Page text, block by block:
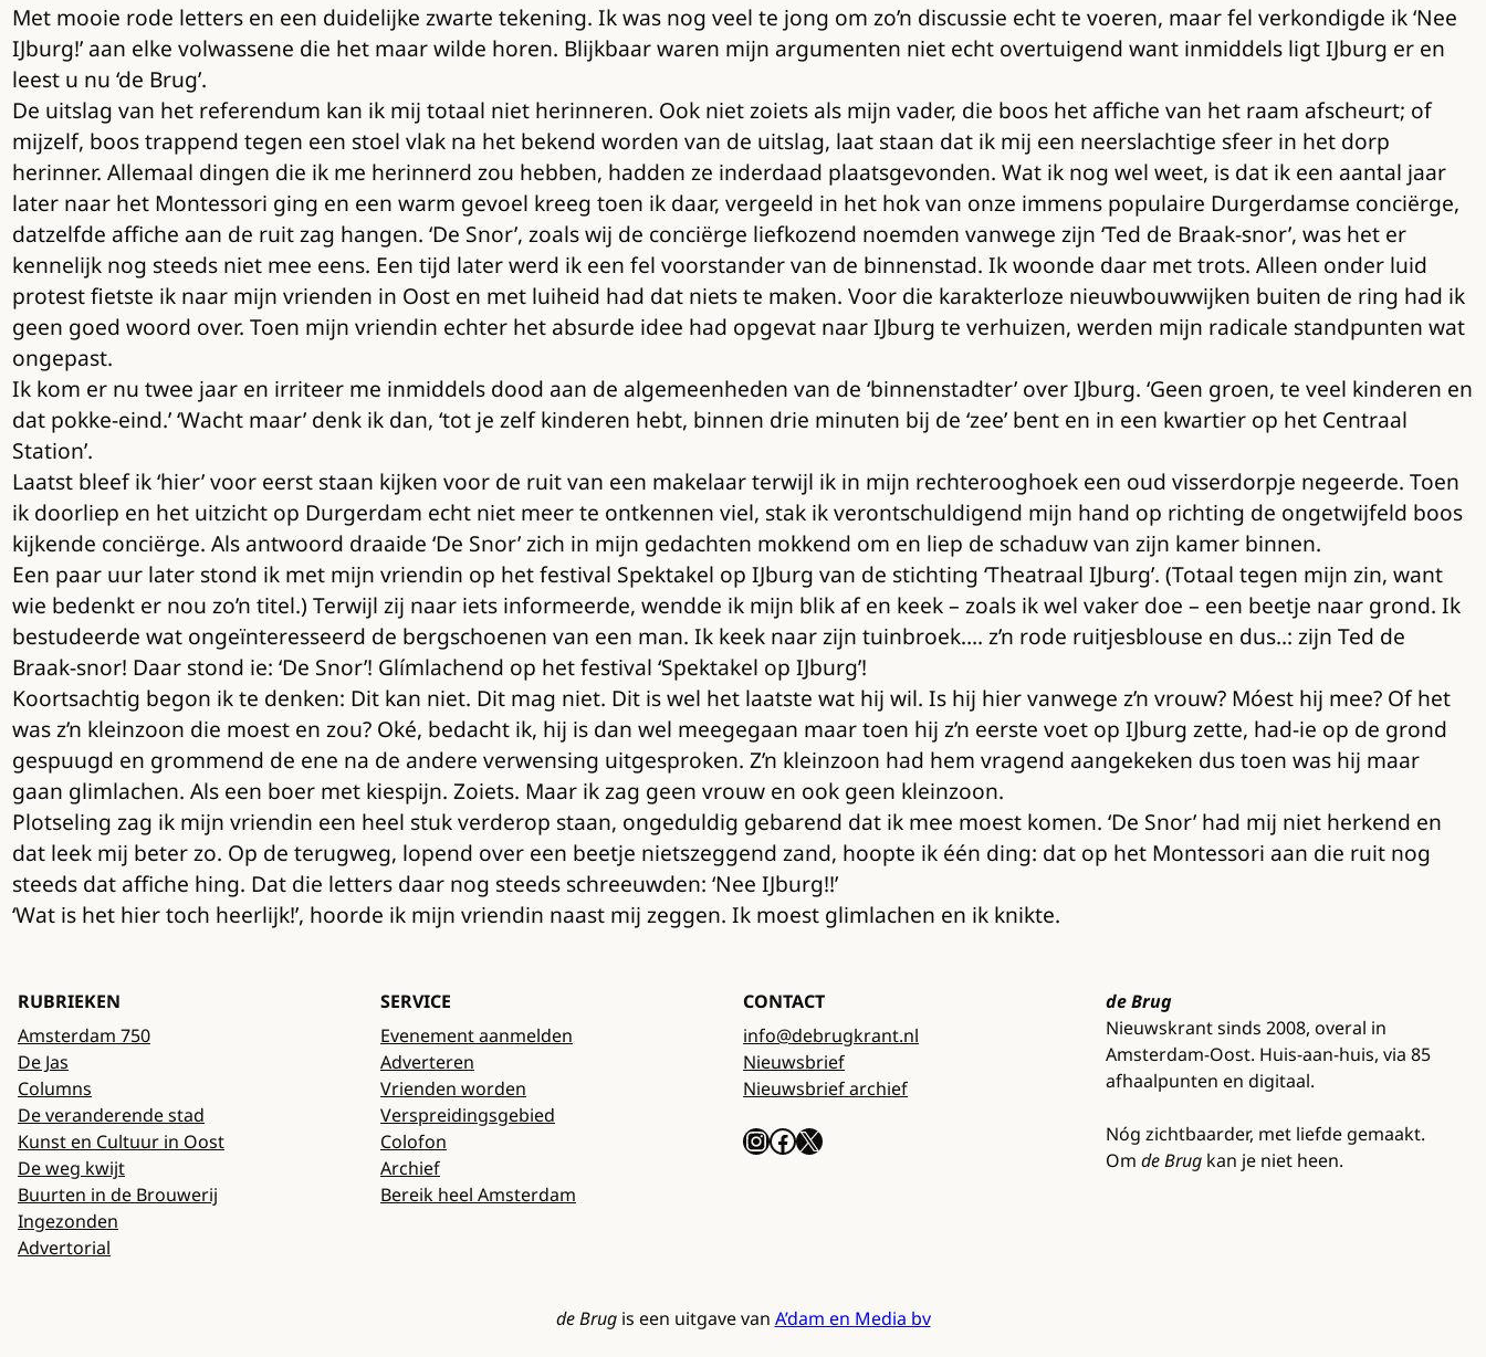
Met mooie rode letters en een duidelijke zwarte tekening. Ik was nog veel te jong om zo’n discussie echt te voeren, maar fel verkondigde ik ‘Nee
IJburg!’ aan elke volwassene die het maar wilde horen. Blijkbaar waren mijn argumenten niet echt overtuigend want inmiddels ligt IJburg er en
leest u nu ‘de Brug’.
De uitslag van het referendum kan ik mij totaal niet herinneren. Ook niet zoiets als mijn vader, die boos het affiche van het raam afscheurt; of
mijzelf, boos trappend tegen een stoel vlak na het bekend worden van de uitslag, laat staan dat ik mij een neerslachtige sfeer in het dorp
herinner. Allemaal dingen die ik me herinnerd zou hebben, hadden ze inderdaad plaatsgevonden. Wat ik nog wel weet, is dat ik een aantal jaar
later naar het Montessori ging en een warm gevoel kreeg toen ik daar, vergeeld in het hok van onze immens populaire Durgerdamse conciërge,
datzelfde affiche aan de ruit zag hangen. ‘De Snor’, zoals wij de conciërge liefkozend noemden vanwege zijn ‘Ted de Braak-snor’, was het er
kennelijk nog steeds niet mee eens. Een tijd later werd ik een fel voorstander van de binnenstad. Ik woonde daar met trots. Alleen onder luid
protest fietste ik naar mijn vrienden in Oost en met luiheid had dat niets te maken. Voor die karakterloze nieuwbouwwijken buiten de ring had ik
geen goed woord over. Toen mijn vriendin echter het absurde idee had opgevat naar IJburg te verhuizen, werden mijn radicale standpunten wat
ongepast.
Ik kom er nu twee jaar en irriteer me inmiddels dood aan de algemeenheden van de ‘binnenstadter’ over IJburg. ‘Geen groen, te veel kinderen en
dat pokke-eind.’ ‘Wacht maar’ denk ik dan, ‘tot je zelf kinderen hebt, binnen drie minuten bij de ‘zee’ bent en in een kwartier op het Centraal
Station’.
Laatst bleef ik ‘hier’ voor eerst staan kijken voor de ruit van een makelaar terwijl ik in mijn rechterooghoek een oud visserdorpje negeerde. Toen
ik doorliep en het uitzicht op Durgerdam echt niet meer te ontkennen viel, stak ik verontschuldigend mijn hand op richting de ongetwijfeld boos
kijkende conciërge. Als antwoord draaide ‘De Snor’ zich in mijn gedachten mokkend om en liep de schaduw van zijn kamer binnen.
Een paar uur later stond ik met mijn vriendin op het festival Spektakel op IJburg van de stichting ‘Theatraal IJburg’. (Totaal tegen mijn zin, want
wie bedenkt er nou zo’n titel.) Terwijl zij naar iets informeerde, wendde ik mijn blik af en keek – zoals ik wel vaker doe – een beetje naar grond. Ik
bestudeerde wat ongeïnteresseerd de bergschoenen van een man. Ik keek naar zijn tuinbroek…. z’n rode ruitjesblouse en dus..: zijn Ted de
Braak-snor! Daar stond ie: ‘De Snor’! Glímlachend op het festival ‘Spektakel op IJburg’!
Koortsachtig begon ik te denken: Dit kan niet. Dit mag niet. Dit is wel het laatste wat hij wil. Is hij hier vanwege z’n vrouw? Móest hij mee? Of het
was z’n kleinzoon die moest en zou? Oké, bedacht ik, hij is dan wel meegegaan maar toen hij z’n eerste voet op IJburg zette, had-ie op de grond
gespuugd en grommend de ene na de andere verwensing uitgesproken. Z’n kleinzoon had hem vragend aangekeken dus toen was hij maar
gaan glimlachen. Als een boer met kiespijn. Zoiets. Maar ik zag geen vrouw en ook geen kleinzoon.
Plotseling zag ik mijn vriendin een heel stuk verderop staan, ongeduldig gebarend dat ik mee moest komen. ‘De Snor’ had mij niet herkend en
dat leek mij beter zo. Op de terugweg, lopend over een beetje nietszeggend zand, hoopte ik één ding: dat op het Montessori aan die ruit nog
steeds dat affiche hing. Dat die letters daar nog steeds schreeuwden: ‘Nee IJburg!!’
‘Wat is het hier toch heerlijk!’, hoorde ik mijn vriendin naast mij zeggen. Ik moest glimlachen en ik knikte.
RUBRIEKEN
Amsterdam 750
De Jas
Columns
De veranderende stad
Kunst en Cultuur in Oost
De weg kwijt
Buurten in de Brouwerij
Ingezonden
Advertorial
SERVICE
Evenement aanmelden
Adverteren
Vrienden worden
Verspreidingsgebied
Colofon
Archief
Bereik heel Amsterdam
CONTACT
info@debrugkrant.nl
Nieuwsbrief
Nieuwsbrief archief
InstagramFacebook X
de Brug
Nieuwskrant sinds 2008, overal in
Amsterdam-Oost. Huis-aan-huis, via 85
afhaalpunten en digitaal.
Nóg zichtbaarder, met liefde gemaakt.
Om de Brug kan je niet heen.
de Brug is een uitgave van A’dam en Media bv